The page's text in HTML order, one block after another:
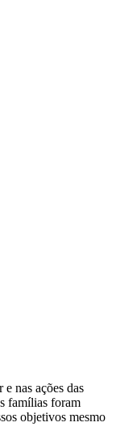
nas ações das
famílias foram
objetivos mesmo